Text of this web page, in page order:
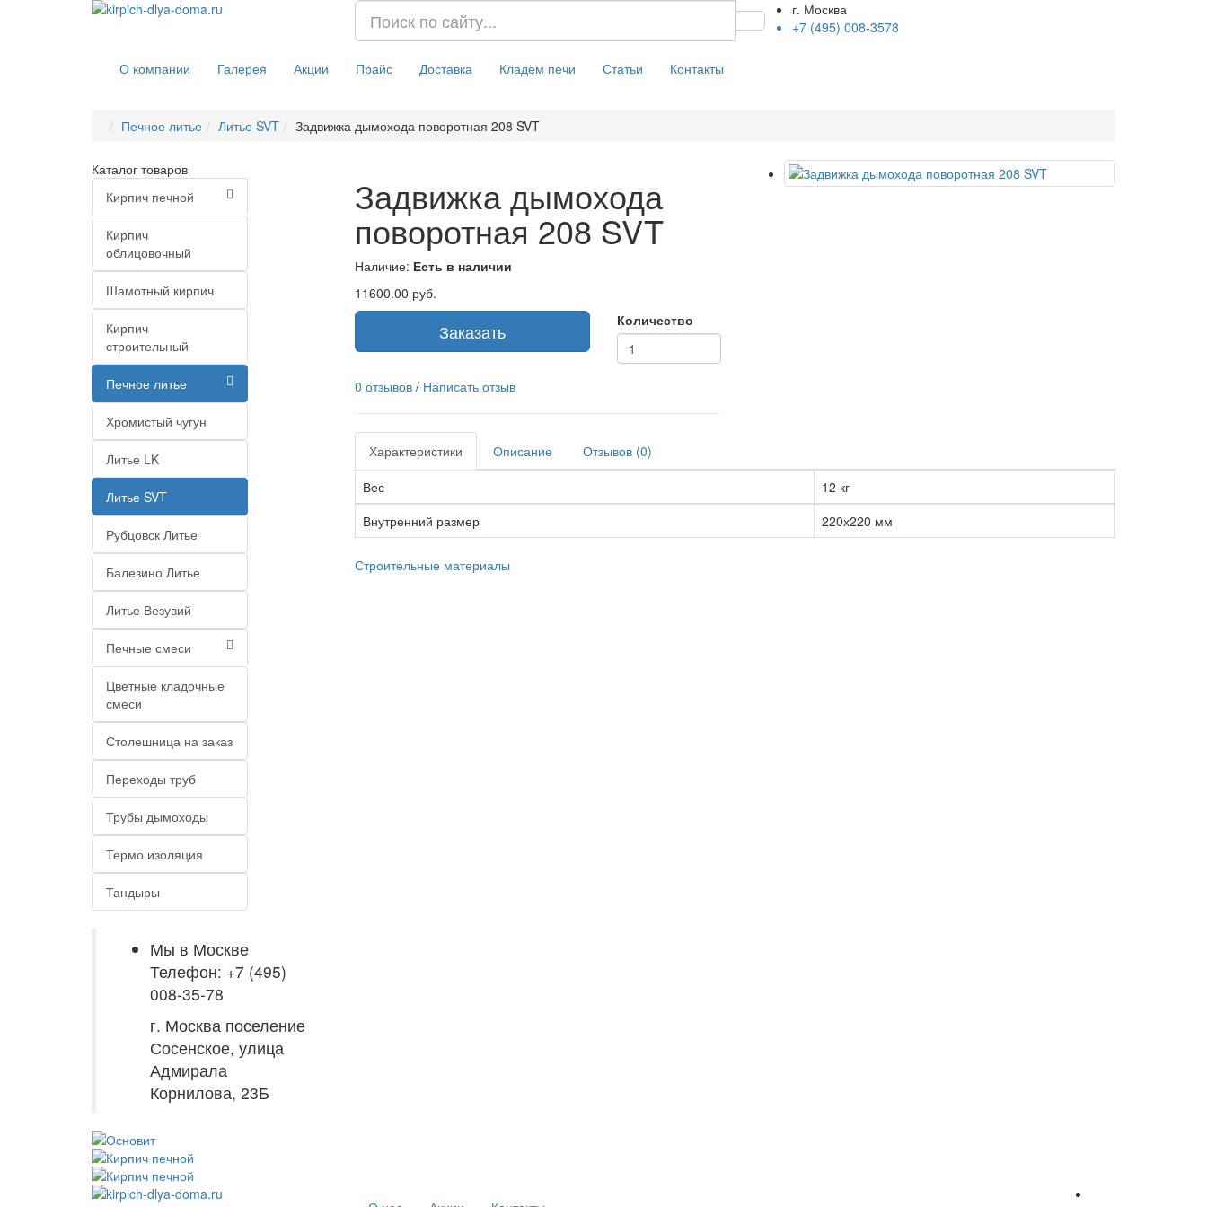
г. Москва
+7 (495) 008-3578
О компании Галерея Акции Прайс Доставка Кладём печи Статьи Контакты
Печное литье Литье SVT Задвижка дымохода поворотная 208 SVT
Каталог товаров
Кирпич печной
Кирпич
облицовочный
Шамотный кирпич
Кирпич
строительный
Печное литье
Хромистый чугун
Литье LK
Литье SVT
Рубцовск Литье
Балезино Литье
Литье Везувий
Печные смеси
Цветные кладочные
смеси
Столешница на заказ
Переходы труб
Трубы дымоходы
Термо изоляция
Тандыры
Мы в Москве
Телефон: +7 (495)
008-35-78
г. Москва поселение
Сосенское, улица
Адмирала
Корнилова, 23Б
Задвижка дымохода
поворотная 208 SVT
Наличие: Есть в наличии
11600.00 руб.
Заказать Количество
0 отзывов/ Написать отзыв
Характеристики Описание
Отзывов (0)
Вес
12 кг
Внутренний размер
220х220 мм
Строительные материалы